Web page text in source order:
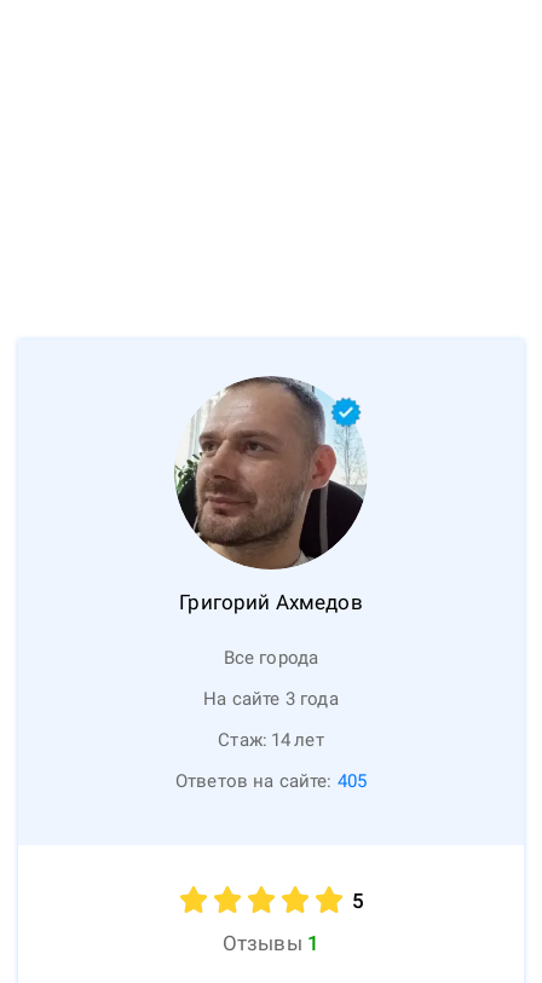
Григорий Ахмедов
Все города
На сайте 3 года
Стаж: 14лет
Ответов на сайте: 405
5
Отзывы 1